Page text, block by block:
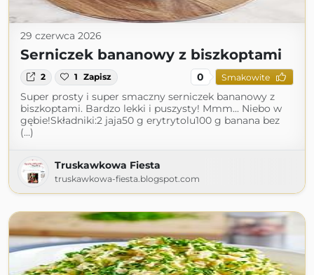
29 czerwca 2026
Serniczek bananowy z biszkoptami
2 1 Zapisz 0 Smakowite
Super prosty i super smaczny serniczek bananowy z
biszkoptami. Bardzo lekki i puszysty! Mmm... Niebo w
gębie!Składniki:2 jaja50 g erytrytolu100 g banana bez
(...)
Truskawkowa Fiesta
truskawkowa-fiesta.blogspot.com